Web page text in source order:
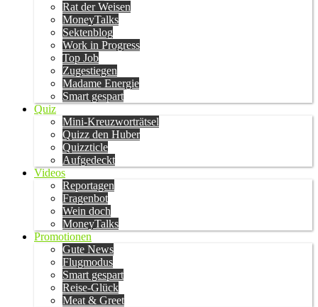
Rat der Weisen
MoneyTalks
Sektenblog
Work in Progress
Top Job
Zugestiegen
Madame Energie
Smart gespart
Quiz
Mini-Kreuzworträtsel
Quizz den Huber
Quizzticle
Aufgedeckt
Videos
Reportagen
Fragenbot
Wein doch
MoneyTalks
Promotionen
Gute News
Flugmodus
Smart gespart
Reise-Glück
Meat & Greet